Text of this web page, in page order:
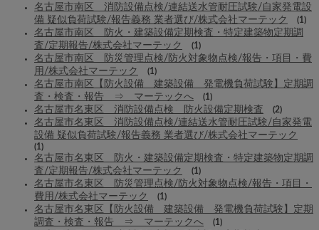
名古屋市南区 消防設備点検/連結送水管耐圧試験/自家発電設
備 疑似負荷試験/報告義務 業者選び/株式会社マーテック
(1)
名古屋市南区 防火・建築設備定期検査・特定建築物定期調
査/定期報告/株式会社マーテック
(1)
名古屋市南区 防災管理点検/防火対象物点検/報告・項目・費
用/株式会社マーテック
(1)
名古屋市南区【防火設備 建築設備 発電機負荷試験】定期調
査・検査・報告 ⇒ マーテックへ
(1)
名古屋市名東区 消防設備点検 防火設備定期検査 (2)
名古屋市名東区 消防設備点検/連結送水管耐圧試験/自家発電
設備 疑似負荷試験/報告義務 業者選び/株式会社マーテック
(1)
名古屋市名東区 防火・建築設備定期検査・特定建築物定期調
査/定期報告/株式会社マーテック
(1)
名古屋市名東区 防災管理点検/防火対象物点検/報告・項目・
費用/株式会社マーテック
(1)
名古屋市名東区【防火設備 建築設備 発電機負荷試験】定期
調査・検査・報告 ⇒ マーテックへ
(1)